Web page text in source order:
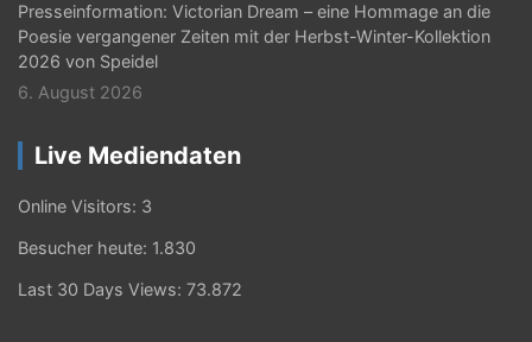
Presseinformation: Victorian Dream – eine Hommage an die
Poesie vergangener Zeiten mit der Herbst-Winter-Kollektion
2026 von Speidel
6. August 2026
Live Mediendaten
Online Visitors: 3
Besucher heute: 1.830
Last 30 Days Views: 73.872